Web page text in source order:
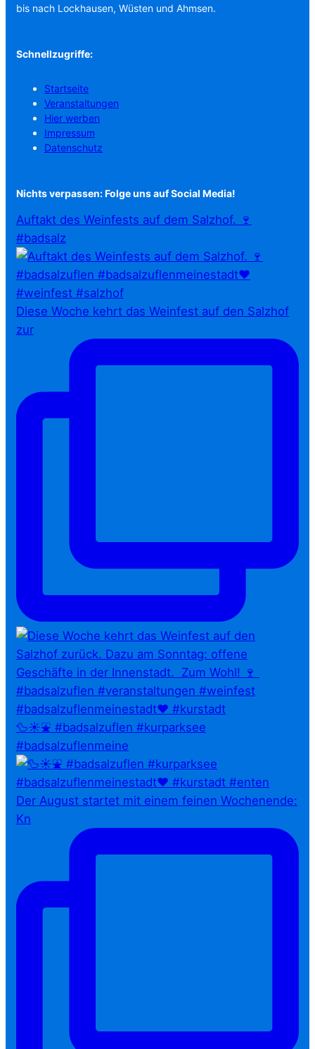
bis nach Lockhausen, Wüsten und Ahmsen.
Schnellzugriffe:
Startseite
Veranstaltungen
Hier werben
Impressum
Datenschutz
Nichts verpassen: Folge uns auf Social Media!
Auftakt des Weinfests auf dem Salzhof. 🍷
#badsalz
Diese Woche kehrt das Weinfest auf den Salzhof
zur
🦆☀️⛲ #badsalzuflen #kurparksee
#badsalzuflenmeine
Der August startet mit einem feinen Wochenende:
Kn